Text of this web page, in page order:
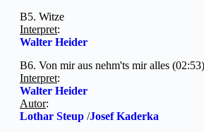
B5. Witze
Interpret:
Walter Heider
B6. Von mir aus nehm'ts mir alles (02:53)
Interpret:
Walter Heider
Autor:
Lothar Steup /Josef Kaderka